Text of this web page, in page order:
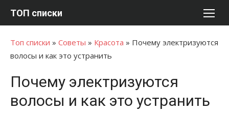
ТОП списки
Топ списки » Советы » Красота » Почему электризуются
волосы и как это устранить
Почему электризуются
волосы и как это устранить